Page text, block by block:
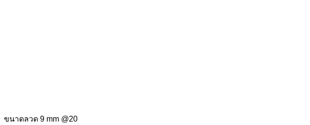
ขนาดลวด 9 mm @20